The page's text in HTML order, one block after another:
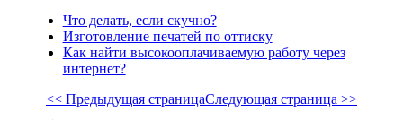
Что делать, если скучно?
Изготовление печатей по оттиску
Как найти высокооплачиваемую работу через
интернет?
<< Предыдущая страницаСледующая страница >>